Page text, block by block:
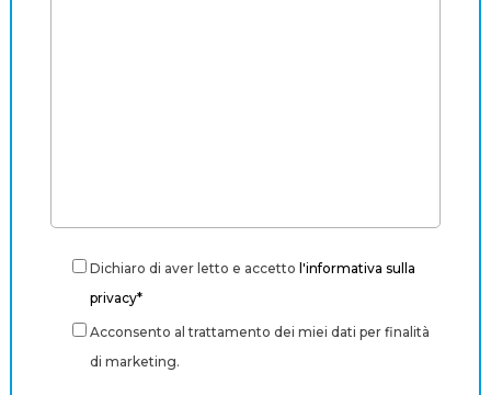
Dichiaro di aver letto e accetto l'informativa sulla
privacy*
Acconsento al trattamento dei miei dati per finalità
di marketing.